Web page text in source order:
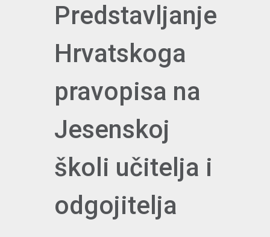
Predstavljanje
Hrvatskoga
pravopisa na
Jesenskoj
školi učitelja i
odgojitelja